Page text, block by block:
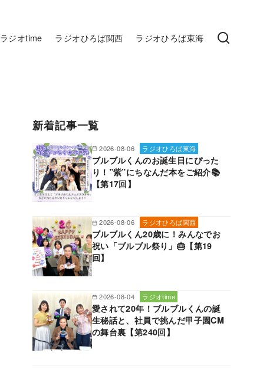
ラジオtime ラジオひろば関西 ラジオひろば東海
新着記事一覧
2026-08-06 ラジオひろば東海
ブルブルくんのお誕生日にぴった
り！”紫”にちなんだ本をご紹介📚
【第17回】
2026-08-06 ラジオひろば関西
ブルブルくん20歳に！みんなでお
祝い「ブルブル祭り」🎂【第19
回】
2026-08-04 ラジオtime
愛されて20年！ブルブルくんの誕
生秘話と、社員で挑んだ甲子園CM
の舞台裏【第240回】